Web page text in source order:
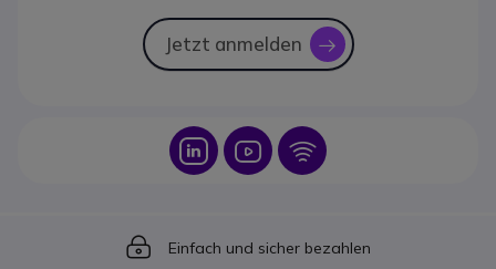
Jetzt anmelden icon
Icon Icon Icon
Icon
Einfach und sicher bezahlen